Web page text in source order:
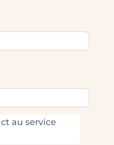
au service